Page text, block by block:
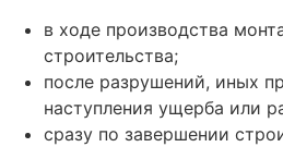
в ходе производства
строительства;
после разрушений, иных
наступления ущерба или
сразу по завершении